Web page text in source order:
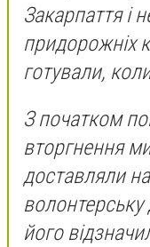
Закарпаття і
придорожніх
готували,
З початком
вторгнення
доставляли
його